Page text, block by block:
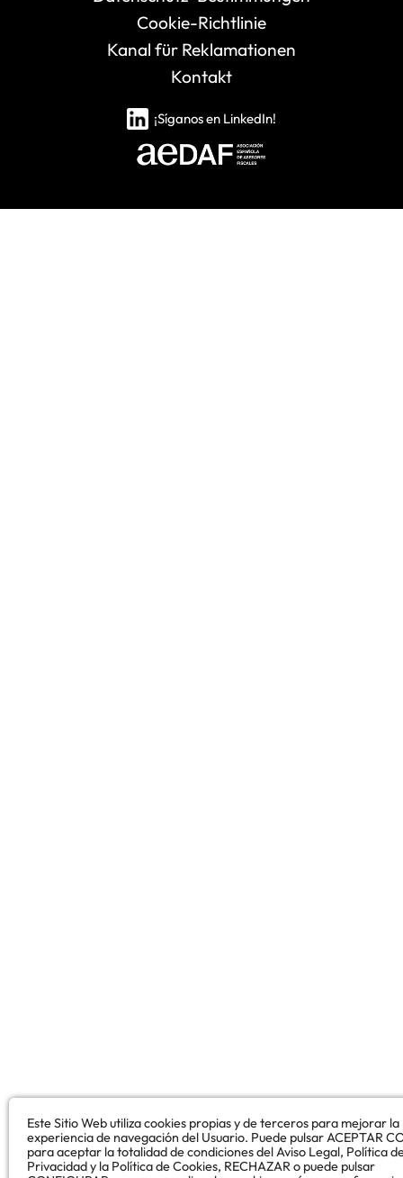
Cookie-Richtlinie
Kanal für Reklamationen
Kontakt
¡Síganos en LinkedIn!
Este Sitio Web utiliza cookies propias y de terceros para mejorar la
experiencia de navegación del Usuario. Puede pulsar ACEPTAR
para aceptar la totalidad de condiciones del Aviso Legal, Política
Privacidad y la Política de Cookies, RECHAZAR o puede pulsar